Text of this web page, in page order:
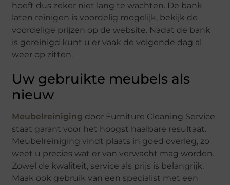
hoeft dus zeker niet lang te wachten. De bank
laten reinigen is voordelig mogelijk, bekijk de
voordelige prijzen op de website. Nadat de bank
is gereinigd kunt u er vaak de volgende dag al
weer op zitten.
Uw gebruikte meubels als
nieuw
Meubelreiniging door Furniture Cleaning Service
staat garant voor het hoogst haalbare resultaat.
Meubelreiniging vindt plaats in goed overleg, zo
weet u precies wat er van verwacht mag worden.
Zowel de kwaliteit, service als prijs is belangrijk.
Maak ook gebruik van een specialist met een